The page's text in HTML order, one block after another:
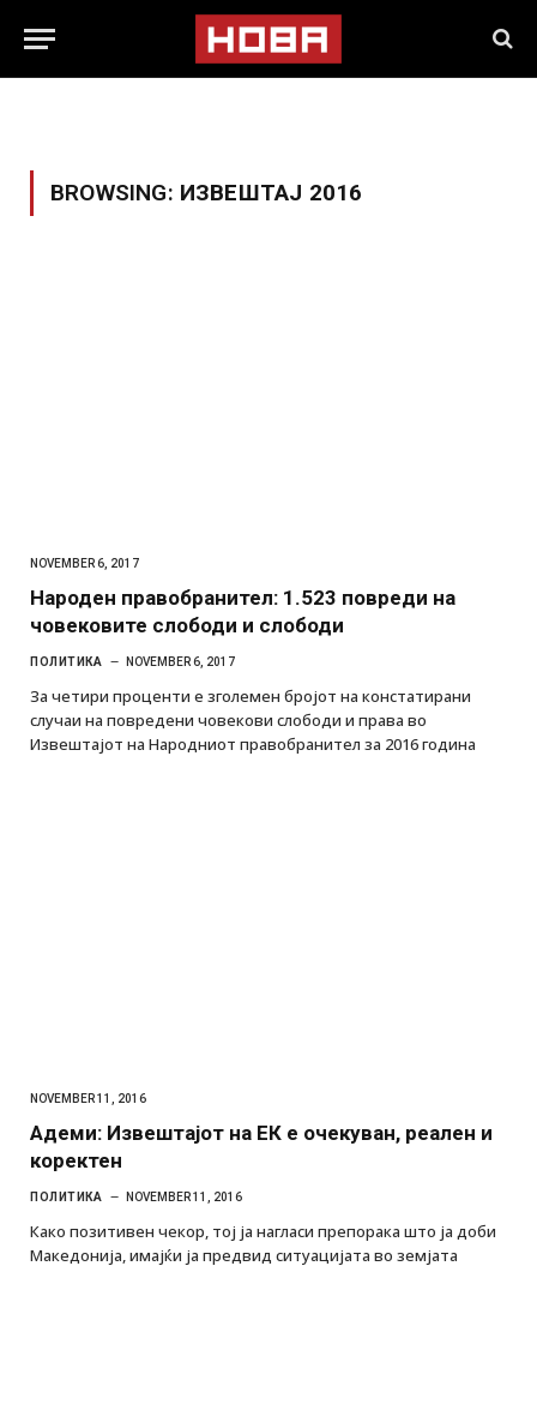
BROWSING: ИЗВЕШТАЈ 2016
NOVEMBER 6, 2017
Народен правобранител: 1.523 повреди на
човековите слободи и слободи
ПОЛИТИКА NOVEMBER 6, 2017
За четири проценти е зголемен бројот на констатирани
случаи на повредени човекови слободи и права во
Извештајот на Народниот правобранител за 2016 година
NOVEMBER 11, 2016
Адеми: Извештајот на ЕК е очекуван, реален и
коректен
ПОЛИТИКА NOVEMBER 11, 2016
Како позитивен чекор, тој ја нагласи препорака што ја доби
Македонија, имајќи ја предвид ситуацијата во земјата